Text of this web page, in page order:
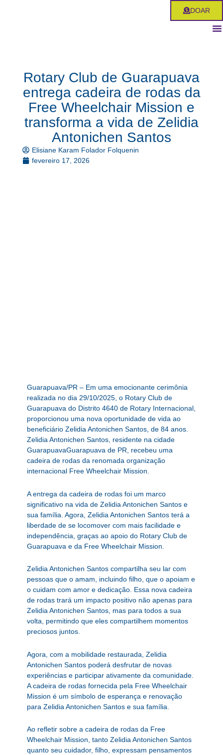
DOAR
Rotary Club de Guarapuava
entrega cadeira de rodas da
Free Wheelchair Mission e
transforma a vida de Zelidia
Antonichen Santos
Elisiane Karam Folador Folquenin
fevereiro 17, 2026
Guarapuava/PR – Em uma emocionante cerimônia
realizada no dia 29/10/2025, o Rotary Club de
Guarapuava do Distrito 4640 de Rotary Internacional,
proporcionou uma nova oportunidade de vida ao
beneficiário Zelidia Antonichen Santos, de 84 anos.
Zelidia Antonichen Santos, residente na cidade
GuarapuavaGuarapuava de PR, recebeu uma
cadeira de rodas da renomada organização
internacional Free Wheelchair Mission.
A entrega da cadeira de rodas foi um marco
significativo na vida de Zelidia Antonichen Santos e
sua família. Agora, Zelidia Antonichen Santos terá a
liberdade de se locomover com mais facilidade e
independência, graças ao apoio do Rotary Club de
Guarapuava e da Free Wheelchair Mission.
Zelidia Antonichen Santos compartilha seu lar com
pessoas que o amam, incluindo filho, que o apoiam e
o cuidam com amor e dedicação. Essa nova cadeira
de rodas trará um impacto positivo não apenas para
Zelidia Antonichen Santos, mas para todos a sua
volta, permitindo que eles compartilhem momentos
preciosos juntos.
Agora, com a mobilidade restaurada, Zelidia
Antonichen Santos poderá desfrutar de novas
experiências e participar ativamente da comunidade.
A cadeira de rodas fornecida pela Free Wheelchair
Mission é um símbolo de esperança e renovação
para Zelidia Antonichen Santos e sua família.
Ao refletir sobre a cadeira de rodas da Free
Wheelchair Mission, tanto Zelidia Antonichen Santos
quanto seu cuidador, filho, expressam pensamentos